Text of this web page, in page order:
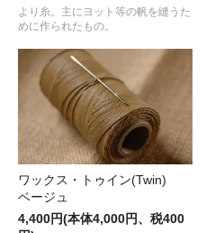
より糸。主にヨット等の帆を縫うた
めに作られたもの。
ワックス・トゥイン(Twin)
ベージュ
4,400円(本体4,000円、税400